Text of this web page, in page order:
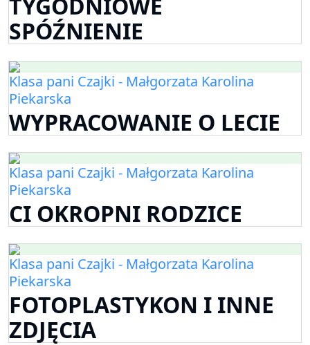
SPÓŹNIENIE
Klasa pani Czajki - Małgorzata Karolina
Piekarska
WYPRACOWANIE O LECIE
Klasa pani Czajki - Małgorzata Karolina
Piekarska
CI OKROPNI RODZICE
Klasa pani Czajki - Małgorzata Karolina
Piekarska
FOTOPLASTYKON I INNE
ZDJĘCIA